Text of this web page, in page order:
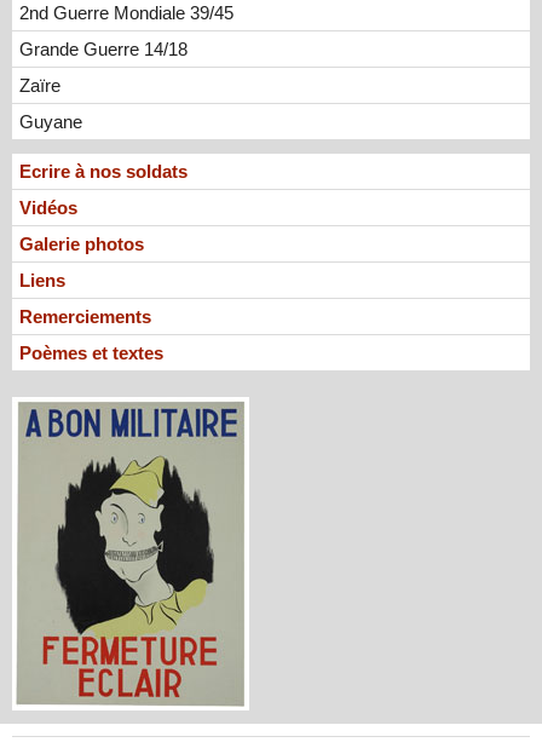
2nd Guerre Mondiale 39/45
Grande Guerre 14/18
Zaïre
Guyane
Ecrire à nos soldats
Vidéos
Galerie photos
Liens
Remerciements
Poèmes et textes